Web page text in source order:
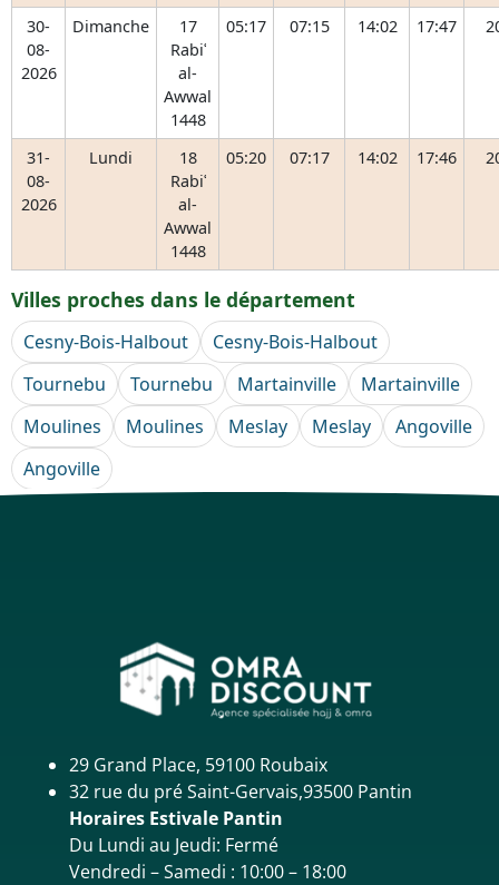
30-
08-
2026
Dimanche
17
Rabiʿ
al-
Awwal
1448
05:17 07:15 14:02 17:47
31-
08-
2026
Lundi
18
Rabiʿ
al-
Awwal
1448
05:20 07:17 14:02 17:46
Villes proches dans le département
Cesny-Bois-Halbout
Cesny-Bois-Halbout
Tournebu
Tournebu Martainville
Martainville
Moulines
Moulines Meslay Meslay
Angoville
Angoville
29 Grand Place, 59100 Roubaix
32 rue du pré Saint-Gervais,93500 Pantin
Horaires Estivale Pantin
Du Lundi au Jeudi: Fermé
Vendredi – Samedi : 10:00 – 18:00